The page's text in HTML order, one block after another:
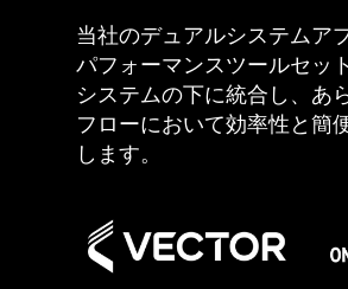
当社のデュアルシステムア
パフォーマンスツールセッ
システムの下に統合し、あ
フローにおいて効率性と簡
します。